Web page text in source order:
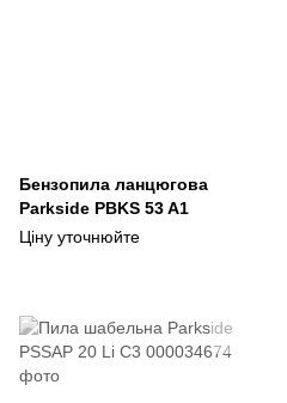
Бензопила ланцюгова
Parkside PBKS 53 A1
Ціну уточнюйте